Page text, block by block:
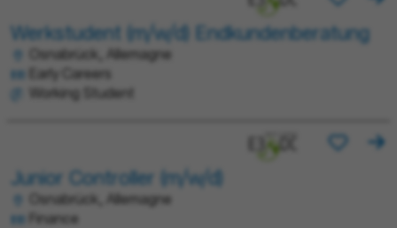
Werkstudent (m/w/d) Endkundenberatung
Osnabrück, Allemagne
Early Careers
Working Student
Junior Controller (m/w/d)
Osnabrück, Allemagne
Finance